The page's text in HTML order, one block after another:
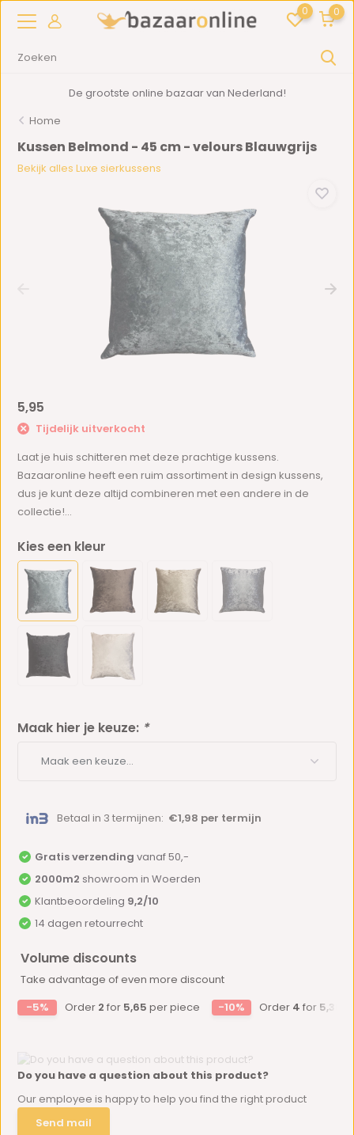
0 0
De grootste online bazaar van Nederland!
Home
Kussen Belmond - 45 cm - velours Blauwgrijs
Bekijk alles Luxe sierkussens
5,95
Tijdelijk uitverkocht
Laat je huis schitteren met deze prachtige kussens.
Bazaaronline heeft een ruim assortiment in design kussens,
dus je kunt deze altijd combineren met een andere in de
collectie!...
Kies een kleur
Maak hier je keuze: *
Betaal in 3 termijnen: €1,98 per termijn
Gratis verzending vanaf 50,-
2000m2 showroom in Woerden
Klantbeoordeling 9,2/10
14 dagen retourrecht
Volume discounts
Take advantage of even more discount
-5%
Order 2 for 5,65 per piece -10% Order 4 for 5,36
Do you have a question about this product?
Our employee is happy to help you find the right product
Send mail